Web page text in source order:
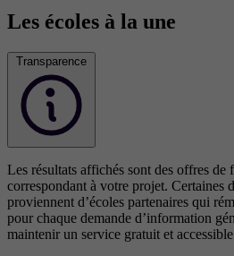
Les écoles à la une
Transparence
Les résultats affichés sont des offres de
correspondant à votre projet. Certaines
proviennent d’écoles partenaires qui
pour chaque demande d’information
maintenir un service gratuit et